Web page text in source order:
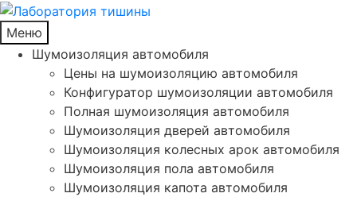
Меню
Шумоизоляция автомобиля
Цены на шумоизоляцию автомобиля
Конфигуратор шумоизоляции автомобиля
Полная шумоизоляция автомобиля
Шумоизоляция дверей автомобиля
Шумоизоляция колесных арок автомобиля
Шумоизоляция пола автомобиля
Шумоизоляция капота автомобиля